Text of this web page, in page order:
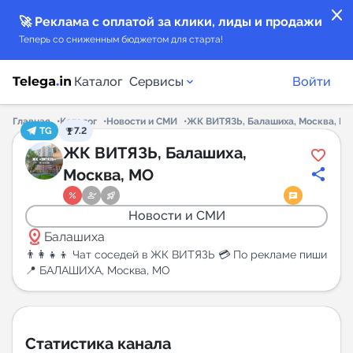
close
🚀 Реклама с оплатой за клики, лиды и продажи
Теперь со сниженным бюджетом для старта!
Каталог Сервисы
Каталог каналов
Каталог ботов
Горящие предложения
Индекс читаемости каналов в Telegram
New
New
Войти
Главная Каталог Новости и СМИ
ЖК ВИТЯЗЬ, Балашиха, Москва, МО
TG
7.2
ЖК ВИТЯЗЬ, Балашиха,
Москва, МО
Новости и СМИ
distance Балашиха
👨‍👩‍👧‍👦 Чат соседей в ЖК ВИТЯЗЬ 💳 По рекламе пиши
📍 БАЛАШИХА, Москва, МО
Статистика канала